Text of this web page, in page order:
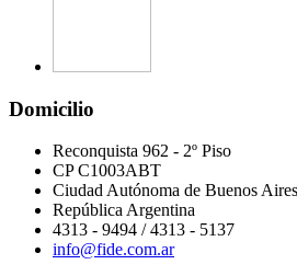
Domicilio
Reconquista 962 - 2º Piso
CP C1003ABT
Ciudad Autónoma de Buenos Aires
República Argentina
4313 - 9494 / 4313 - 5137
info@fide.com.ar